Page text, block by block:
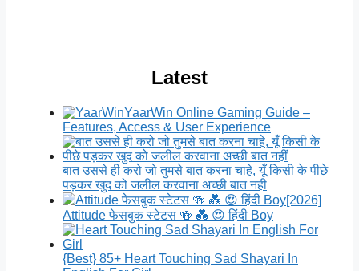
Latest
YaarWin Online Gaming Guide –
Features, Access & User Experience
बात उससे ही करो जो तुमसे बात करना चाहे, यूँ किसी के पीछे
पड़कर खुद को जलील करवाना अच्छी बात नही
[2026]
Attitude फेसबुक स्टेटस 🍻 💑 😍 हिंदी Boy
{Best} 85+ Heart Touching Sad Shayari In